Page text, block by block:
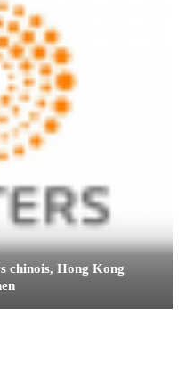
chinois, Hong Kong